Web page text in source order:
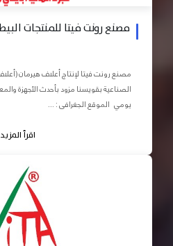
مصنع رونت فيتا للمنتجات
مصنع رونت فيتا لإنتاج أعلاف هيرمان
يومي الموقع الجغرافى : ...
اقرأ المزيد